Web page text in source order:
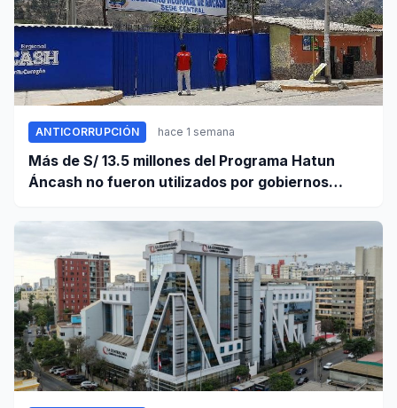
ANTICORRUPCIÓN hace 1 semana
Más de S/ 13.5 millones del Programa Hatun
Áncash no fueron utilizados por gobiernos